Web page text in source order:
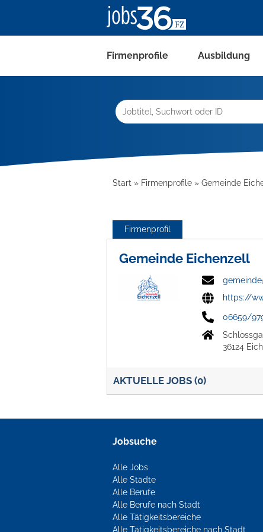
Firmenprofile Ausbildung
Start Firmenprofile Gemeinde
Firmenprofil
Gemeinde Eichenzell
https://
06659/
36124
AKTUELLE JOBS (0)
Jobsuche
Alle Jobs
Alle Städte
Alle Berufe
Alle Berufe nach Stadt
Alle Tätigkeitsbereiche
Alle Tätigkeitsbereiche nach Stadt